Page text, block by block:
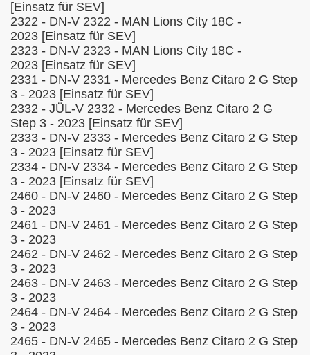
[Einsatz für SEV]
2322 - DN-V 2322 - MAN Lions City 18C -
2023 [Einsatz für SEV]
2323 - DN-V 2323 - MAN Lions City 18C -
2023 [Einsatz für SEV]
2331 - DN-V 2331 - Mercedes Benz Citaro 2 G Step
3 - 2023 [Einsatz für SEV]
2332 - JÜL-V 2332 - Mercedes Benz Citaro 2 G
Step 3 - 2023 [Einsatz für SEV]
2333 - DN-V 2333 - Mercedes Benz Citaro 2 G Step
3 - 2023 [Einsatz für SEV]
2334 - DN-V 2334 - Mercedes Benz Citaro 2 G Step
3 - 2023 [Einsatz für SEV]
2460 - DN-V 2460 - Mercedes Benz Citaro 2 G Step
3 - 2023
2461 - DN-V 2461 - Mercedes Benz Citaro 2 G Step
3 - 2023
2462 - DN-V 2462 - Mercedes Benz Citaro 2 G Step
3 - 2023
2463 - DN-V 2463 - Mercedes Benz Citaro 2 G Step
3 - 2023
2464 - DN-V 2464 - Mercedes Benz Citaro 2 G Step
3 - 2023
2465 - DN-V 2465 - Mercedes Benz Citaro 2 G Step